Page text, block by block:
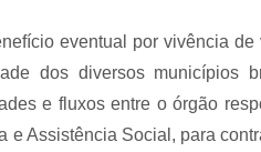
eventual por vivência
dos diversos municípios
e fluxos entre o órgão
e Assistência Social, para